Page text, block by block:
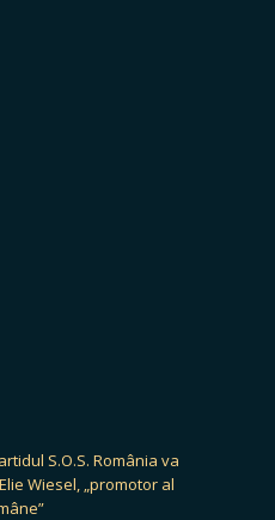
S.O.S. România va
Wiesel, „promotor al